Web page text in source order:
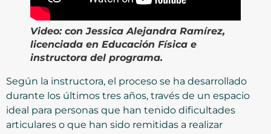
Video: con Jessica Alejandra Ramírez,
licenciada en Educación Física e
instructora del programa.
Según la instructora, el proceso se ha desarrollado
durante los últimos tres años, través de un espacio
ideal para personas que han tenido dificultades
articulares o que han sido remitidas a realizar